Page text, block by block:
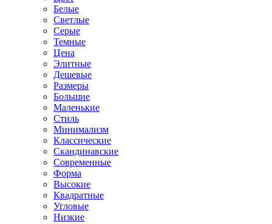
Белые
Светлые
Серые
Темные
Цена
Элитные
Дешевые
Размеры
Большие
Маленькие
Стиль
Минимализм
Классические
Скандинавские
Современные
Форма
Высокие
Квадратные
Угловые
Низкие